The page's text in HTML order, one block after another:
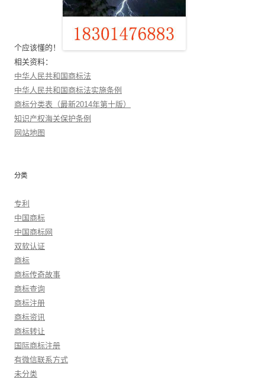
个应该懂的！
相关资料：
中华人民共和国商标法
中华人民共和国商标法实施条例
商标分类表（最新2014年第十版）
知识产权海关保护条例
网站地图
分类
专利
中国商标
中国商标网
双软认证
商标
商标传奇故事
商标查询
商标注册
商标资讯
商标转让
国际商标注册
有微信联系方式
未分类